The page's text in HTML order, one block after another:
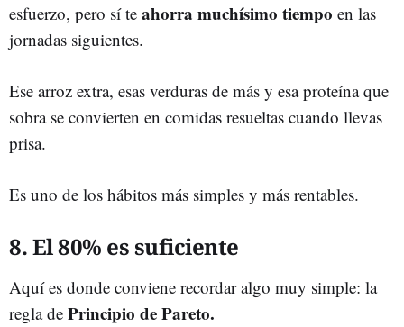
esfuerzo, pero sí te ahorra muchísimo tiempo en las
jornadas siguientes.
Ese arroz extra, esas verduras de más y esa proteína que
sobra se convierten en comidas resueltas cuando llevas
prisa.
Es uno de los hábitos más simples y más rentables.
8. El 80% es suficiente
Aquí es donde conviene recordar algo muy simple: la
regla de Principio de Pareto.